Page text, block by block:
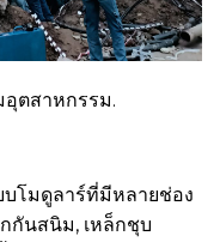
ตสาหกรรม.
โมดูลาร์ที่มีหลายช่อง
กันสนิม, เหล็กชุบ